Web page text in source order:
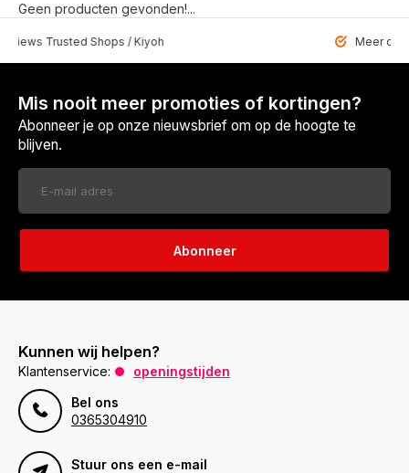
Geen producten gevonden!...
Shops / Kiyoh Meer dan 6459
Mis nooit meer promoties of kortingen?
Abonneer je op onze nieuwsbrief om op de hoogte te
blijven.
Abonneer
Kunnen wij helpen?
Klantenservice:
openingstijden
Bel ons
0365304910
Stuur ons een e-mail